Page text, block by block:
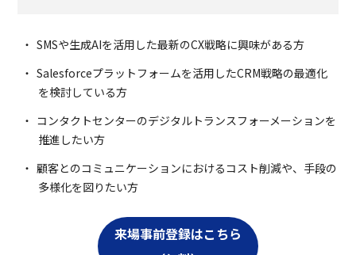
SMSや生成AIを活用した最新のCX戦略に興味がある方
Salesforceプラットフォームを活用したCRM戦略の最適化
を検討している方
コンタクトセンターのデジタルトランスフォーメーションを
推進したい方
顧客とのコミュニケーションにおけるコスト削減や、手段の
多様化を図りたい方
来場事前登録はこちら